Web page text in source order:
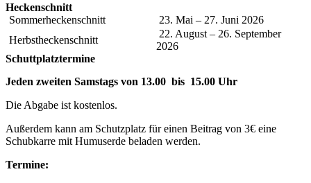
Heckenschnitt
Sommerheckenschnitt
23. Mai – 27. Juni 2026
Herbstheckenschnitt
22. August – 26. September
2026
Schuttplatztermine
Jeden zweiten Samstags von 13.00 bis 15.00 Uhr
Die Abgabe ist kostenlos.
Außerdem kann am Schutzplatz für einen Beitrag von 3€ eine
Schubkarre mit Humuserde beladen werden.
Termine: